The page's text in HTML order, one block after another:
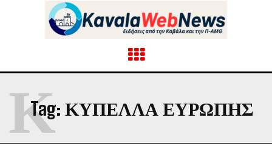
Tag: ΚΎΠΕΛΛΑ ΕΥΡΏΠΗΣ
Κ